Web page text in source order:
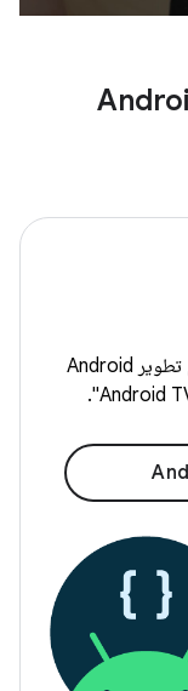
يمكنك الاطّلاع على مزيد من المعلومات حول تطوير Android